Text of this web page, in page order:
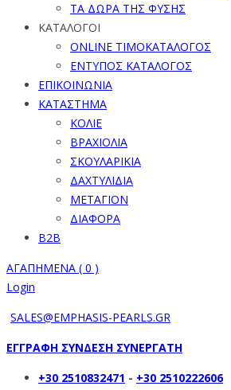
ΤΑ ΔΩΡΑ ΤΗΣ ΦΥΣΗΣ
ΚΑΤΑΛΟΓΟΙ
ONLINE ΤΙΜΟΚΑΤΑΛΟΓΟΣ
ΕΝΤΥΠΟΣ ΚΑΤΑΛΟΓΟΣ
ΕΠΙΚΟΙΝΩΝΙΑ
ΚΑΤΑΣΤΗΜΑ
ΚΟΛΙΕ
ΒΡΑΧΙΟΛΙΑ
ΣΚΟΥΛΑΡΙΚΙΑ
ΔΑΧΤΥΛΙΔΙΑ
ΜΕΤΑΓΙΟΝ
ΔΙΑΦΟΡΑ
B2B
ΑΓΑΠΗΜΕΝΑ ( 0 )
Login
SALES@EMPHASIS-PEARLS.GR
ΕΓΓΡΑΦΗ ΣΥΝΔΕΣΗ ΣΥΝΕΡΓΑΤΗ
+30 2510832471 - +30 2510222606